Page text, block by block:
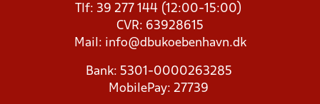
Tlf: 39 277 144 (12:00-15:00)
CVR: 63928615
Mail: info@dbukoebenhavn.dk
Bank: 5301-0000263285
MobilePay: 27739